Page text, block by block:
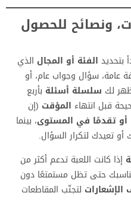
ونصائح للحصول
بتحديد الفئة أو المجال الذي
عامة، سؤال وجواب عام، أو
لك سلسلة أسئلة بأربع
قبل انتهاء المؤقت (إن
أو تقدمًا في المستوى، بينما
تعيدك لتكرار السؤال.
إذا كانت اللعبة تدعم أكثر من
حتى تظل مستمتعًا دون
الإشعارات لتجنّب المقاطعات